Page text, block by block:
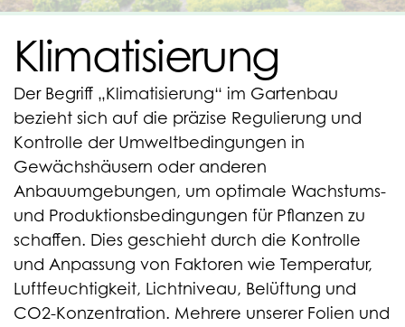
Klimatisierung
Der Begriff „Klimatisierung“ im Gartenbau
bezieht sich auf die präzise Regulierung und
Kontrolle der Umweltbedingungen in
Gewächshäusern oder anderen
Anbauumgebungen, um optimale Wachstums-
und Produktionsbedingungen für Pflanzen zu
schaffen. Dies geschieht durch die Kontrolle
und Anpassung von Faktoren wie Temperatur,
Luftfeuchtigkeit, Lichtniveau, Belüftung und
CO2-Konzentration. Mehrere unserer Folien und